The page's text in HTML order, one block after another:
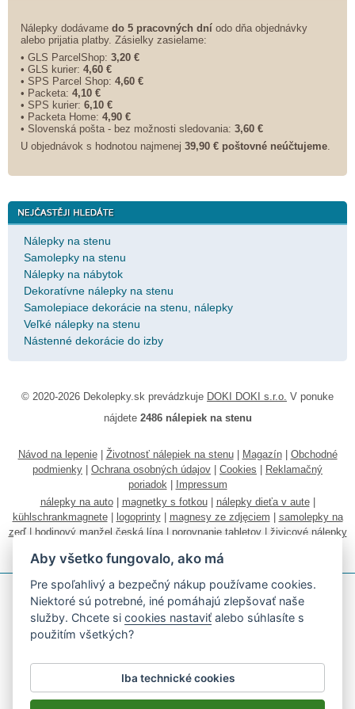
Nálepky dodávame do 5 pracovných dní odo dňa objednávky
alebo prijatia platby. Zásielky zasielame:
• GLS ParcelShop: 3,20 €
• GLS kurier: 4,60 €
• SPS Parcel Shop: 4,60 €
• Packeta: 4,10 €
• SPS kurier: 6,10 €
• Packeta Home: 4,90 €
• Slovenská pošta - bez možnosti sledovania: 3,60 €
U objednávok s hodnotou najmenej 39,90 € poštovné neúčtujeme
Nálepky na stenu
Samolepky na stenu
Nálepky na nábytok
Dekoratívne nálepky na stenu
Samolepiace dekorácie na stenu, nálepky
Veľké nálepky na stenu
Nástenné dekorácie do izby
© 2020-2026 Dekolepky.sk prevádzkuje DOKI DOKI s.r.o. V ponuke
nájdete 2486 nálepiek na stenu
Návod na lepenie| Životnosť nálepiek na stenu| Magazín| Obchodné
podmienky
Ochrana osobných údajov Cookies
Reklamačný
poriadok|
Impressum
nálepky na auto| magnetky s fotkou| nálepky dieťa v aute|
kühlschrankmagnete| logoprinty| magnesy ze zdjęciem
samolepky na
zeď| hodinový manžel česká lípa| porovnanie tabletov| živicové nálepky
Podľa zákona o evidencii tržieb je predávajúci povinný vystaviť
Aby všetko fungovalo, ako má
Pre spoľahlivý a bezpečný nákup používame cookies.
Niektoré sú potrebné, iné pomáhajú zlepšovať naše
služby. Chcete sicookies nastaviť alebo súhlasíte s
použitím všetkých?
Iba technické cookies